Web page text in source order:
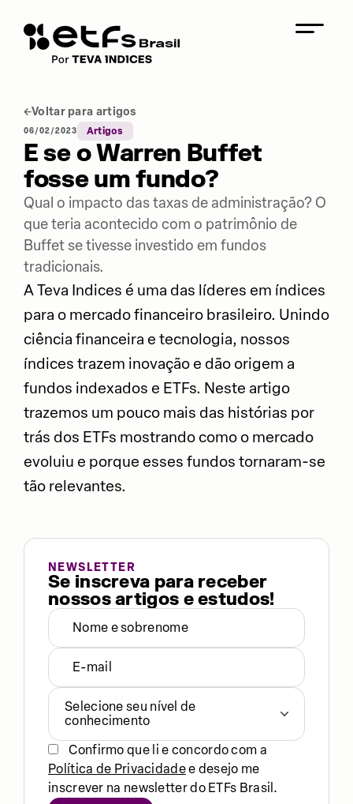
Voltar para artigos
06/02/2023 Artigos
E se o Warren Buffet
fosse um fundo?
Qual o impacto das taxas de administração? O
que teria acontecido com o patrimônio de
Buffet se tivesse investido em fundos
tradicionais.
A Teva Indices é uma das líderes em índices
para o mercado financeiro brasileiro. Unindo
ciência financeira e tecnologia, nossos
índices trazem inovação e dão origem a
fundos indexados e ETFs. Neste artigo
trazemos um pouco mais das histórias por
trás dos ETFs mostrando como o mercado
evoluiu e porque esses fundos tornaram-se
tão relevantes.
NEWSLETTER
Se inscreva para receber
nossos artigos e estudos!
Selecione seu nível de
conhecimento
Confirmo que li e concordo com a
Política de Privacidadee desejo me
inscrever na newsletter do ETFs Brasil.